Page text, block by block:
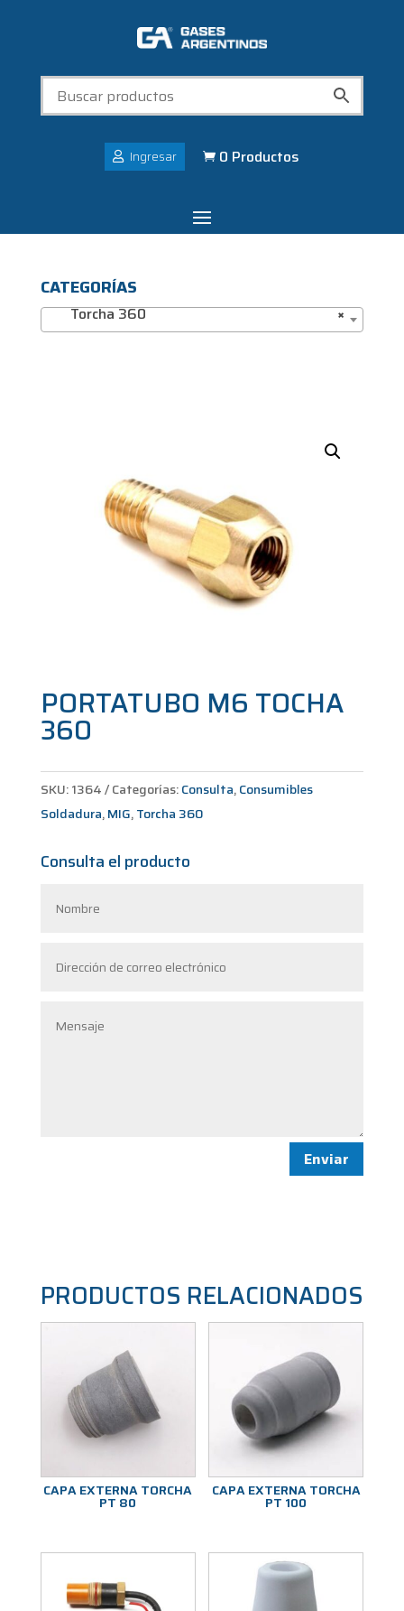
Ingresar  0 Productos
CATEGORÍAS
×
Torcha 360
PORTATUBO M6 TOCHA
360
SKU:1364 Categorías:Consulta,Consumibles
Soldadura,MIG,Torcha 360
Consulta el producto
Enviar
PRODUCTOS RELACIONADOS
CAPA EXTERNA TORCHA
PT 80
CAPA EXTERNA TORCHA
PT 100